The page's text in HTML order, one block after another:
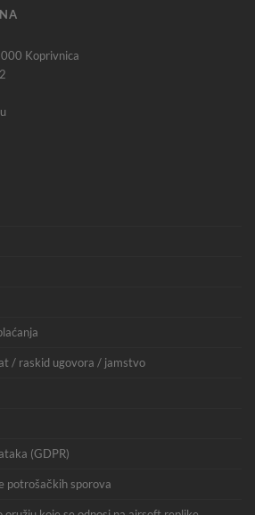
Koprivnica
/ raskid ugovora / jamstvo
(GDPR)
potrošačkih sporova